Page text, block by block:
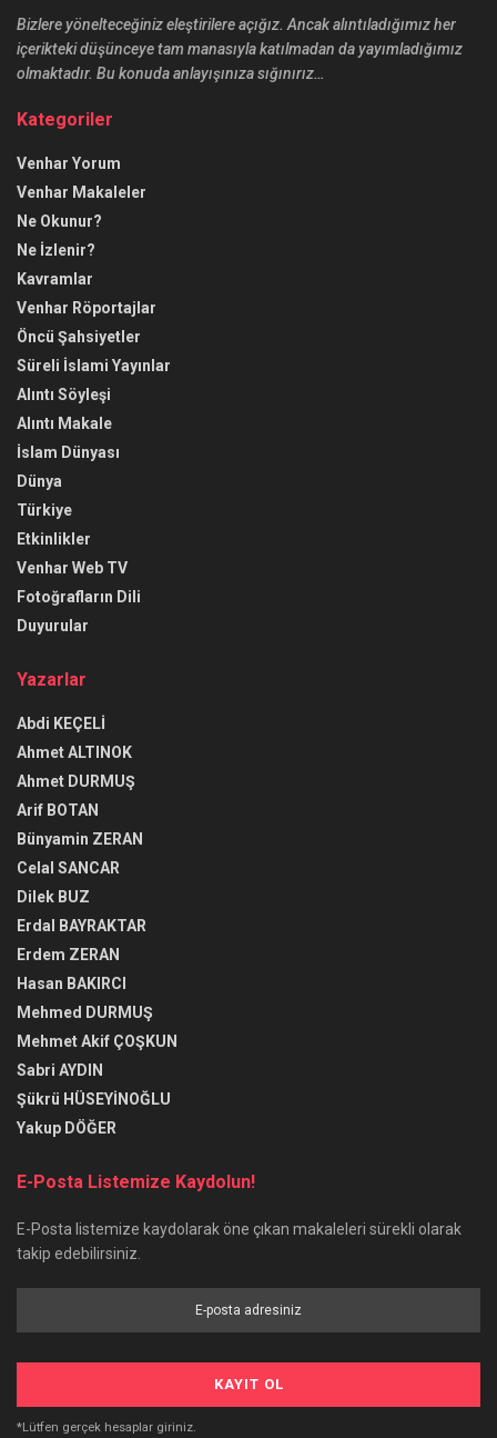
Bizlere yönelteceğiniz eleştirilere açığız. Ancak alıntıladığımız her
içerikteki düşünceye tam manasıyla katılmadan da yayımladığımız
olmaktadır. Bu konuda anlayışınıza sığınırız…
Kategoriler
Venhar Yorum
Venhar Makaleler
Ne Okunur?
Ne İzlenir?
Kavramlar
Venhar Röportajlar
Öncü Şahsiyetler
Süreli İslami Yayınlar
Alıntı Söyleşi
Alıntı Makale
İslam Dünyası
Dünya
Türkiye
Etkinlikler
Venhar Web TV
Fotoğrafların Dili
Duyurular
Yazarlar
Abdi KEÇELİ
Ahmet ALTINOK
Ahmet DURMUŞ
Arif BOTAN
Bünyamin ZERAN
Celal SANCAR
Dilek BUZ
Erdal BAYRAKTAR
Erdem ZERAN
Hasan BAKIRCI
Mehmed DURMUŞ
Mehmet Akif ÇOŞKUN
Sabri AYDIN
Şükrü HÜSEYİNOĞLU
Yakup DÖĞER
E-Posta Listemize Kaydolun!
E-Posta listemize kaydolarak öne çıkan makaleleri sürekli olarak
takip edebilirsiniz.
*Lütfen gerçek hesaplar giriniz.